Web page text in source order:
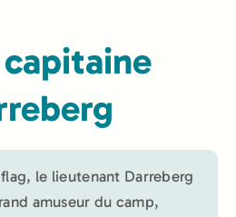
le lieutenant Darreberg
amuseur du camp,